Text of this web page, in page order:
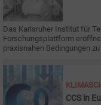
Das Karlsruher Institut für
Forschungsplattform
praxisnahen Bedingungen zu
CCS in